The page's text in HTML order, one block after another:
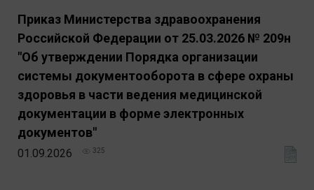
Приказ Министерства здравоохранения
Российской Федерации от 25.03.2026 № 209н
"Об утверждении Порядка организации
системы документооборота в сфере охраны
здоровья в части ведения медицинской
документации в форме электронных
документов"
01.09.2026 325